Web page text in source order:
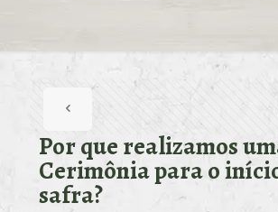
Por que realizamos
Cerimônia para o
safra?